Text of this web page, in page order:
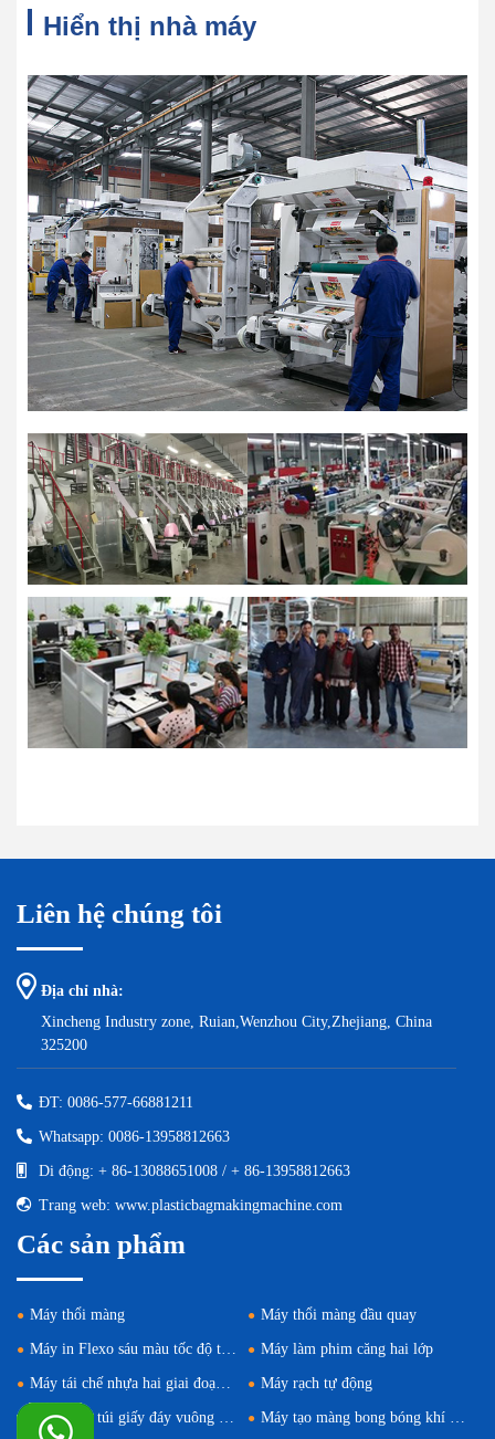
Hiển thị nhà máy
Liên hệ chúng tôi
Địa chỉ nhà:
Xincheng Industry zone, Ruian,Wenzhou City,Zhejiang, China
325200
ĐT: 0086-577-66881211
Whatsapp: 0086-13958812663
Di động: + 86-13088651008 / + 86-13958812663
Trang web: www.plasticbagmakingmachine.com
Các sản phẩm
Máy thổi màng Máy thổi màng đầu quay
Máy in Flexo sáu màu tốc độ trung bình Máy làm phim căng hai lớp
Máy tái chế nhựa hai giai đoạn tốc độ cao Máy rạch tự động
Máy đóng túi giấy đáy vuông (Nạp cuộn có thể điều chỉnh) Máy tạo màng bong bóng khí hai lớp